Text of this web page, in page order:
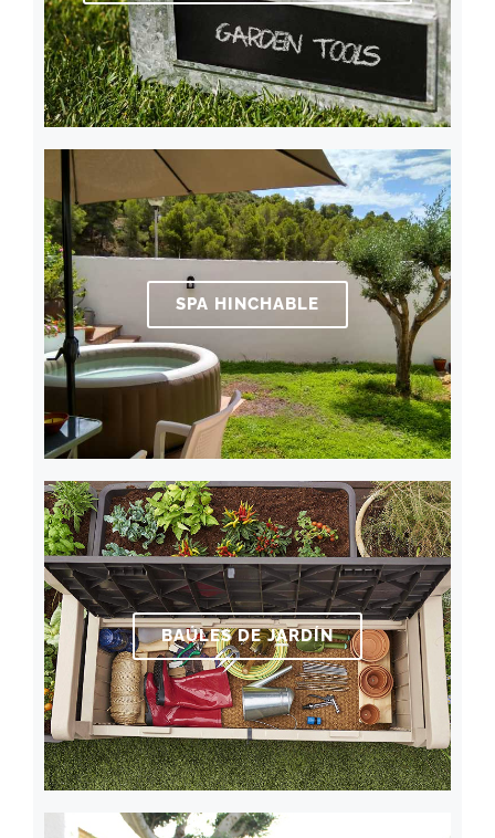
SPA HINCHABLE
BAÚLES DE JARDÍN